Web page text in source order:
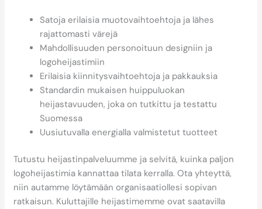
Satoja erilaisia muotovaihtoehtoja ja lähes
rajattomasti värejä
Mahdollisuuden personoituun designiin ja
logoheijastimiin
Erilaisia kiinnitysvaihtoehtoja ja pakkauksia
Standardin mukaisen huippuluokan
heijastavuuden, joka on tutkittu ja testattu
Suomessa
Uusiutuvalla energialla valmistetut tuotteet
Tutustu heijastinpalveluumme ja selvitä, kuinka paljon
logoheijastimia kannattaa tilata kerralla. Ota yhteyttä,
niin autamme löytämään organisaatiollesi sopivan
ratkaisun. Kuluttajille heijastimemme ovat saatavilla